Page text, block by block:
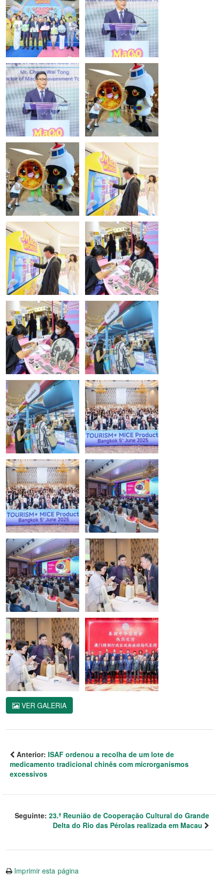
VER GALERIA
Anterior: ISAF ordenou a recolha de um lote de
medicamento tradicional chinês com microrganismos
excessivos
Seguinte: 23.ª Reunião de Cooperação Cultural do Grande
Delta do Rio das Pérolas realizada em Macau
Imprimir esta página